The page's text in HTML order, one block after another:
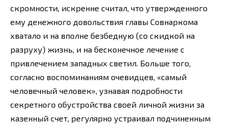
скромности, искренне считал, что утвержденного
ему денежного довольствия главы Совнаркома
хватало и на вполне безбедную (со скидкой на
разруху) жизнь, и на бесконечное лечение с
привлечением западных светил. Больше того,
согласно воспоминаниям очевидцев, «самый
человечный человек», узнавая подробности
секретного обустройства своей личной жизни за
казенный счет, регулярно устраивал подчиненным